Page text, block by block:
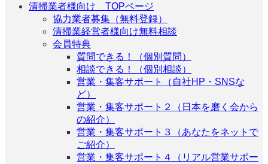
清掃業者様向け TOPページ
協力業者募集（無料登録）
清掃業経営者様向け無料相談
会員特典
質問できる！（個別質問）
相談できる！（個別相談）
営業・集客サポート（自社HP・SNSな
ど）
営業・集客サポート２（日本を磨く会から
の紹介）
営業・集客サポート３（あなたをネットで
ご紹介）
営業・集客サポート４（リアル営業サポー